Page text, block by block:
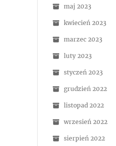
maj 2023
kwiecień 2023
marzec 2023
luty 2023
styczeń 2023
grudzień 2022
listopad 2022
wrzesień 2022
sierpień 2022